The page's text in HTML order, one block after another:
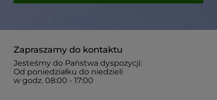
Zapraszamy do kontaktu
Jesteśmy do Państwa dyspozycji:
Od poniedziałku do niedzieli
w godz. 08:00 - 17:00